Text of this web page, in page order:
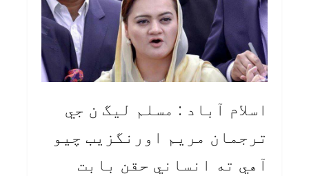
اسلام آباد : مسلم ليگ ن جي
ترجمان مريم اورنگزيب چيو
آهي ته انساني حقن بابت